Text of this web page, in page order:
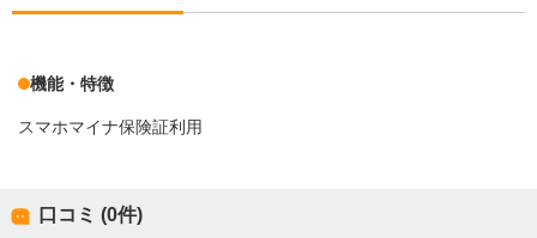
機能・特徴
スマホマイナ保険証利用
口コミ (0件)